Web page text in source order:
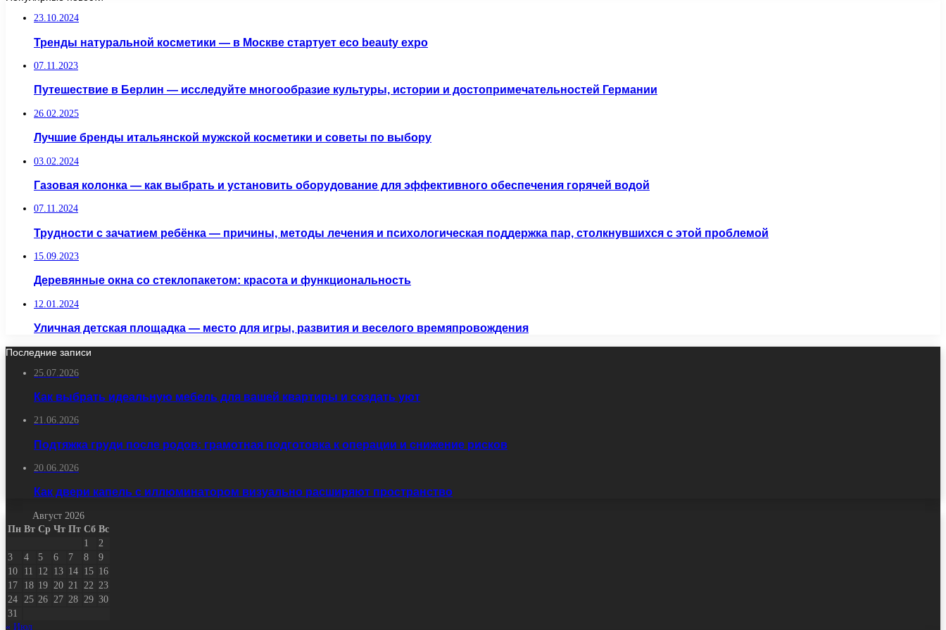
23.10.2024
Тренды натуральной косметики — в Москве стартует eco beauty expo
07.11.2023
Путешествие в Берлин — исследуйте многообразие культуры, истории и достопримечательностей Германии
26.02.2025
Лучшие бренды итальянской мужской косметики и советы по выбору
03.02.2024
Газовая колонка — как выбрать и установить оборудование для эффективного обеспечения горячей водой
07.11.2024
Трудности с зачатием ребёнка — причины, методы лечения и психологическая поддержка пар, столкнувшихся с этой проблемой
15.09.2023
Деревянные окна со стеклопакетом: красота и функциональность
12.01.2024
Уличная детская площадка — место для игры, развития и веселого времяпровождения
Последние записи
25.07.2026
Как выбрать идеальную мебель для вашей квартиры и создать уют
21.06.2026
Подтяжка груди после родов: грамотная подготовка к операции и снижение рисков
20.06.2026
Как двери капель с иллюминатором визуально расширяют пространство
Август 2026
Пн Вт Ср Чт Пт Сб Вс
1
2
3
4 5 6 7 8
9
10
11 12 13 14 15 16
17
18 19 20 21 22 23
24
25 26 27 28 29 30
31
« Июл